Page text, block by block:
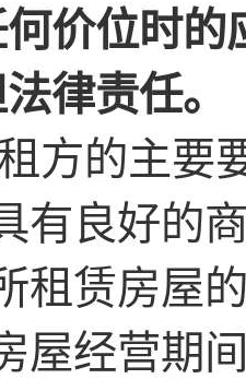
何价位时
律责任。
方的主要
有良好的
租赁房屋
屋经营期